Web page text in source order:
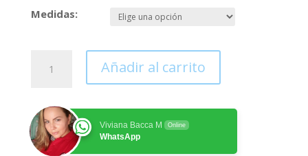
Medidas:
Chanel
cantidad
Añadir al carrito
Viviana Bacca M Online
WhatsApp